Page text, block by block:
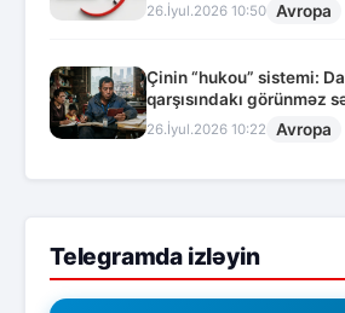
26.İyul.2026 10:50 Avropa
Çinin “hukou” sistemi:
qarşısındakı görünməz
26.İyul.2026 10:22 Avropa
Telegramda izləyin